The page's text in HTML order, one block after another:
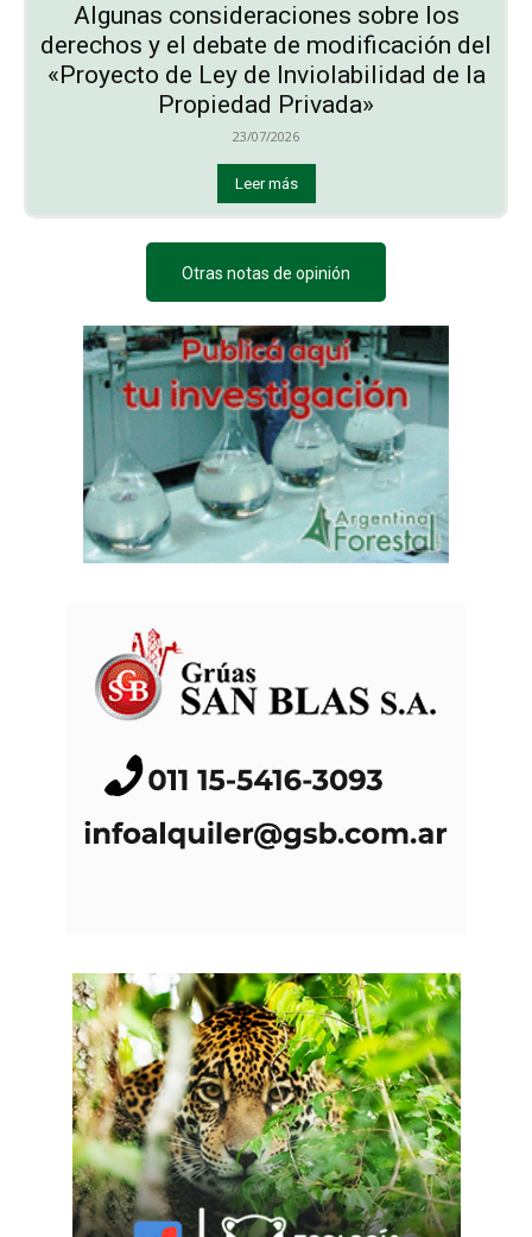
Algunas consideraciones sobre los
derechos y el debate de modificación del
«Proyecto de Ley de Inviolabilidad de la
Propiedad Privada»
23/07/2026
Leer más
Otras notas de opinión